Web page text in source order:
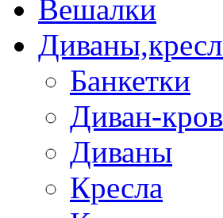
Вешалки
Банкетки
Диван-
Диваны
Кресла